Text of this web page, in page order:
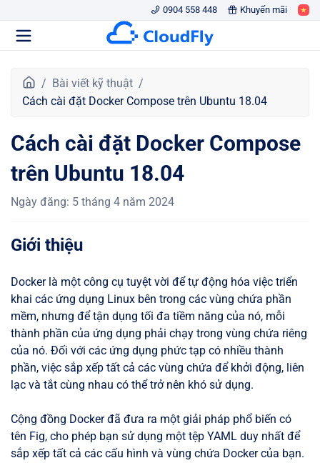
0904 558 448 Khuyến mãi
r
g
h
Bài viết kỹ thuật
Cách cài đặt Docker Compose trên Ubuntu 18.04
Cách cài đặt Docker Compose
trên Ubuntu 18.04
Ngày đăng: 5 tháng 4 năm 2024
Giới thiệu
Docker là một công cụ tuyệt vời để tự động hóa việc triển
khai các ứng dụng Linux bên trong các vùng chứa phần
mềm, nhưng để tận dụng tối đa tiềm năng của nó, mỗi
thành phần của ứng dụng phải chạy trong vùng chứa riêng
của nó. Đối với các ứng dụng phức tạp có nhiều thành
phần, việc sắp xếp tất cả các vùng chứa để khởi động, liên
lạc và tắt cùng nhau có thể trở nên khó sử dụng.
Cộng đồng Docker đã đưa ra một giải pháp phổ biến có
tên Fig, cho phép bạn sử dụng một tệp YAML duy nhất để
sắp xếp tất cả các cấu hình và vùng chứa Docker của bạn.